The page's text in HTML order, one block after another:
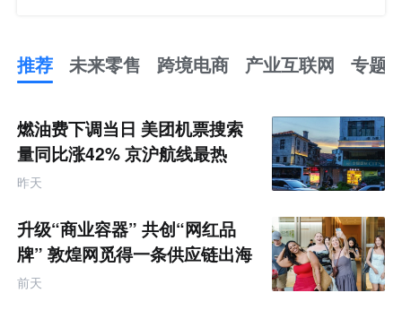
推荐 未来零售 跨境电商 产业互联网 专题
未
来
零
售
跨
境
商
产
业
互
联
网
燃油费下调当日 美团机票搜索
量同比涨42% 京沪航线最热
昨天
升级“商业容器” 共创“网红品
牌” 敦煌网觅得一条供应链出海
的新路径
前天